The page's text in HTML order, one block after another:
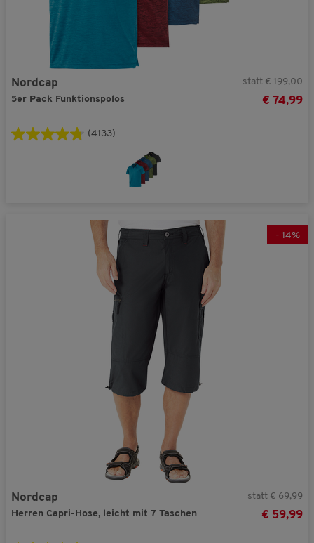
Nordcap
5er Pack Funktionspolos
statt € 199,00
€ 74,99
(4133)
- 14%
Nordcap
Herren Capri-Hose, leicht mit 7 Taschen
statt € 69,99
€ 59,99